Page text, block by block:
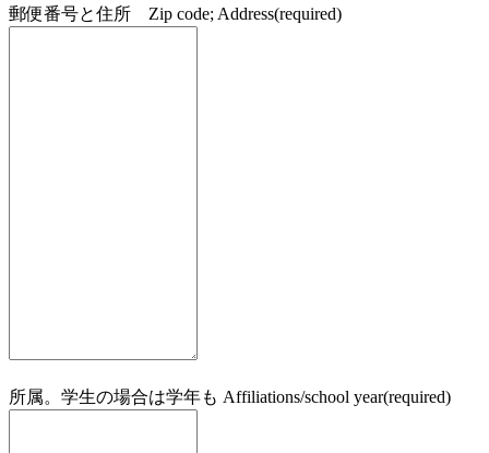
郵便番号と住所 Zip code; Address(required)
所属。学生の場合は学年も Affiliations/school year(required)